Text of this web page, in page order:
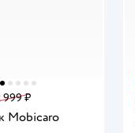
999 ₽
Mobicaro